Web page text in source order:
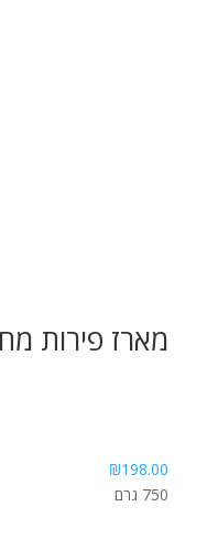
מארז פירות
₪198.00
750 גרם